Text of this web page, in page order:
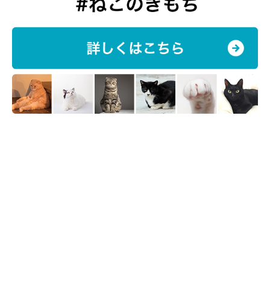
大きく環境が変わり、自分のいつもの習慣ができないと、猫は不
安を感じるでしょう。